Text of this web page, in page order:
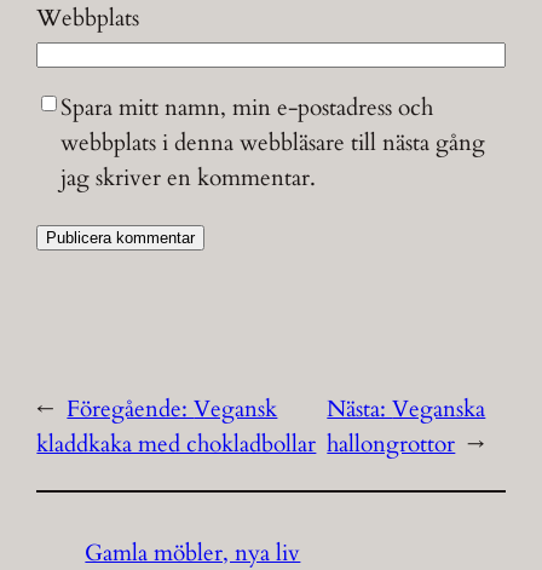
Webbplats
Spara mitt namn, min e-postadress och
webbplats i denna webbläsare till nästa gång
jag skriver en kommentar.
← Föregående:Vegansk
kladdkaka med chokladbollar
Nästa:Veganska
hallongrottor →
Gamla möbler, nya liv